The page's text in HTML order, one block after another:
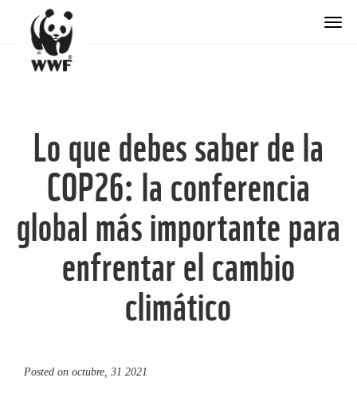
Lo que debes saber de la
COP26: la conferencia
global más importante para
enfrentar el cambio
climático
Posted on octubre, 31 2021